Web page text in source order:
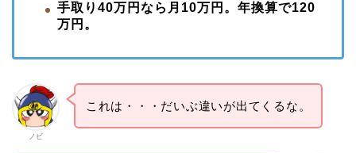
手取り40万円なら月10万円。年換算で120
万円。
ノビ
これは・・・だいぶ違いが出てくるな。